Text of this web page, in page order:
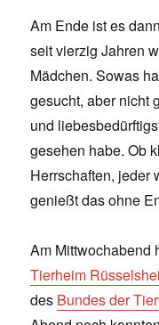
Am Ende ist es
seit vierzig Jahren
Mädchen. Sowas
gesucht, aber nicht
und
gesehen habe. Ob
Herrschaften, jeder
genießt das ohne
Am Mittwochabend
Tierheim
des Bundes der